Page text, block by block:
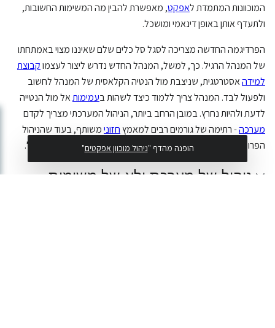
המוכוונות המתמדת לאפקט, מאפשרת להבין מה המשימות החשובות,
ולתעדף אותן באופן דינאמי ומושכל.
הפרדיגמה החדשה מצריכה לסגל סל כלים שלם שאיננו מצוי באמתחתו
של המנהל הרגיל. כך, למשל, המנהל החדש נדרש ליצור לעצמוקבוצת
למידהאסטרטגית, שניצבת מול הנטיה הקלאסית של המנהל לחשוב
ולפעול לבד. המנהל צריך ללמוד כיצד לשהות בעמימותאל מול הנטייה
לדעת ולהיות נחרץ. במובן הרחב ביותר, הניהול המערכתי מצריך לקדם
מערכה- רתימה של גורמים רבים למאמץחזונימשותף, בעוד שהניהול
הפרוייקטלי אמון על מימוש הפרוייקט תחת מוטת השליטה של המנהל.
ניהול של מערכת ולא של משימות
הופנה מהדף "ניהול מוכוון אפקטים"